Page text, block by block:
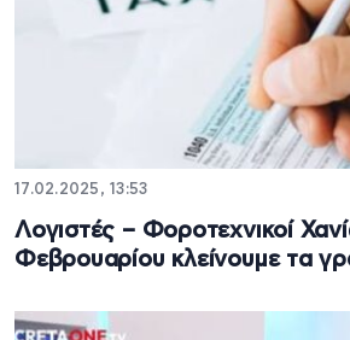
17.02.2025, 13:53
Λογιστές – Φοροτεχνικοί
Φεβρουαρίου κλείνουμε τα